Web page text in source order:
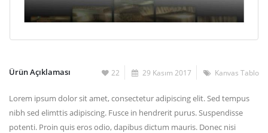
Ürün Açıklaması 22 29 Kasım 2017 Kanvas Tablo
Lorem ipsum dolor sit amet, consectetur adipiscing elit. Sed tempus
nibh sed elimttis adipiscing. Fusce in hendrerit purus. Suspendisse
potenti. Proin quis eros odio, dapibus dictum mauris. Donec nisi